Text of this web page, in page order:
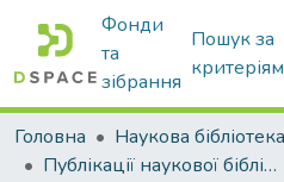
Фонди
та
зібрання
Пошук за
Головна
Наукова
Публікації наукової бібліотеки